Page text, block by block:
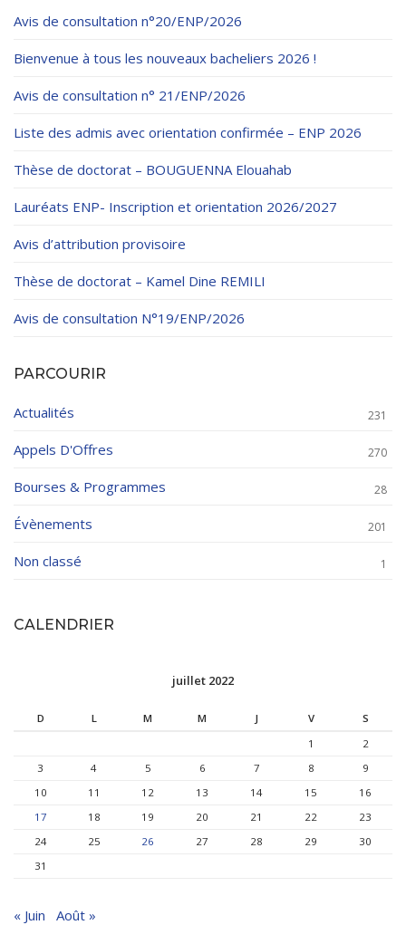
Avis de consultation n°20/ENP/2026
Bienvenue à tous les nouveaux bacheliers 2026 !
Avis de consultation n° 21/ENP/2026
Liste des admis avec orientation confirmée – ENP 2026
Thèse de doctorat – BOUGUENNA Elouahab
Lauréats ENP- Inscription et orientation 2026/2027
Avis d’attribution provisoire
Thèse de doctorat – Kamel Dine REMILI
Avis de consultation N°19/ENP/2026
PARCOURIR
Actualités 231
Appels D'Offres 270
Bourses & Programmes 28
Évènements 201
Non classé 1
CALENDRIER
juillet 2022
D L M M J V
S
1
2
3
4 5 6 7 8
9
10
11 12 13 14 15
16
17
18 19 20 21 22
23
24
25 26 27 28 29
30
31
« Juin Août »